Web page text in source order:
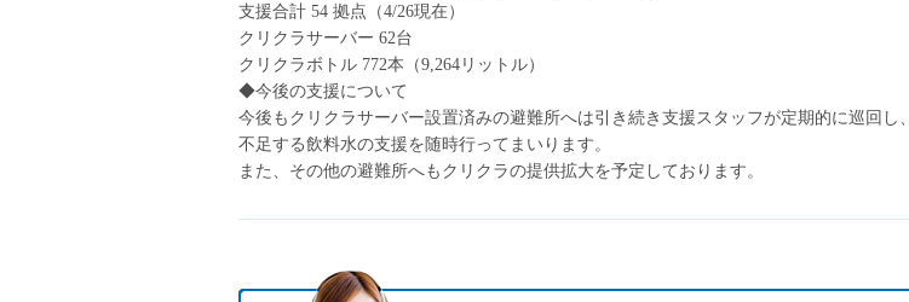
支援合計 54 拠点（4/26現在）
クリクラサーバー 62台
クリクラボトル 772本（9,264リットル）
◆今後の支援について
今後もクリクラサーバー設置済みの避難所へは引き続き支援スタッフが定期的に巡回し、
不足する飲料水の支援を随時行ってまいります。
また、その他の避難所へもクリクラの提供拡大を予定しております。